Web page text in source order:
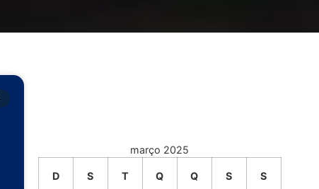
março 2025
D S T Q Q S S